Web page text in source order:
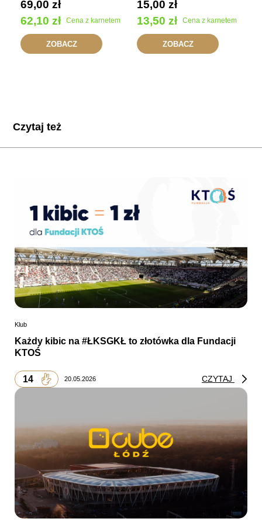
69,00 zł
62,10 zł Cena z karnetem
ZOBACZ
15,00 zł
13,50 zł Cena z karnetem
ZOBACZ
Czytaj też
Klub
Każdy kibic na #ŁKSGKŁ to złotówka dla Fundacji
KTOŚ
14 20.05.2026 CZYTAJ